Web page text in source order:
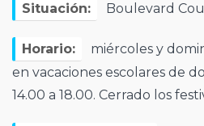
Situación: Boulevard
Horario:
miércoles y
en vacaciones escolares de
14.00 a 18.00. Cerrado los